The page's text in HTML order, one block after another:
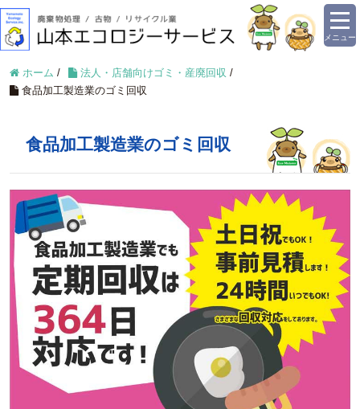
メニュー
ホーム / 法人・店舗向けゴミ・産廃回収 /
食品加工製造業のゴミ回収
食品加工製造業のゴミ回収